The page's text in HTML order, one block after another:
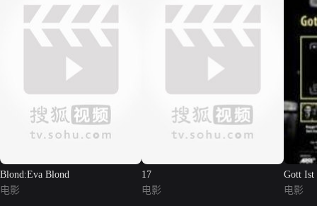
Blond:Eva Blond
电影
17
电影
Gott Ist
电影